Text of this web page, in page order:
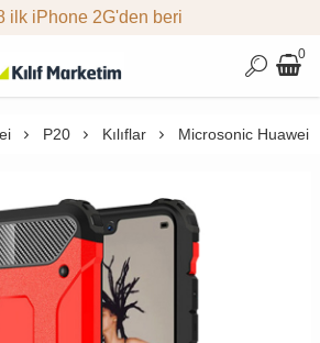
ilk iPhone 2G'den beri
0
P20 Kılıflar Microsonic Huawei